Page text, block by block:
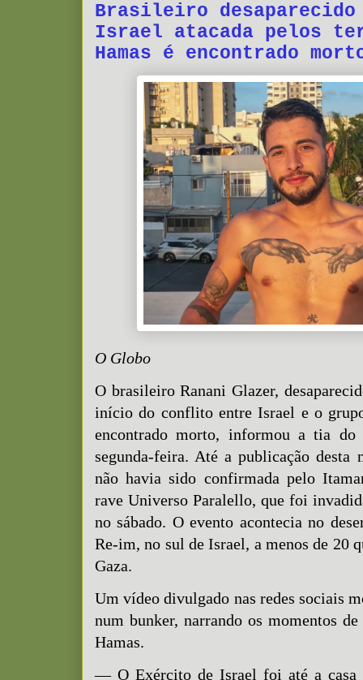
Brasileiro desaparecido
Israel atacada pelos
Hamas é encontrado
O Globo
O brasileiro Ranani Glazer,
início do conflito entre Israel e o
encontrado morto, informou a tia do
segunda-feira. Até a publicação desta
não havia sido confirmada pelo
rave Universo Paralello, que foi
no sábado. O evento acontecia no
Re-im, no sul de Israel, a menos de 20
Gaza.
Um vídeo divulgado nas redes sociais
num bunker, narrando os momentos
Hamas.
— O Exército de Israel foi até a casa